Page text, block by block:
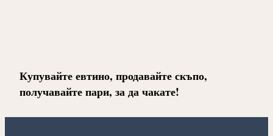
Купувайте евтино, продавайте скъпо,
получавайте пари, за да чакате!